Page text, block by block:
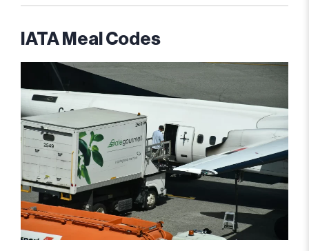
IATA Meal Codes